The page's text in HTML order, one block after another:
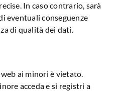
In caso contrario, sarà
eventuali conseguenze
di qualità dei dati.
web ai minori è vietato.
acceda e si registri a